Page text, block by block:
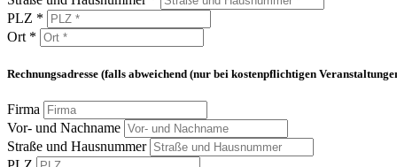
PLZ *
Ort *
Rechnungsadresse (falls abweichend (nur bei kostenpflichtigen
Firma
Vor- und Nachname
Straße und Hausnummer